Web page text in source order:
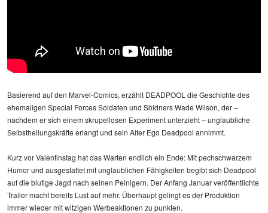
Basierend auf den Marvel-Comics, erzählt DEADPOOL die Geschichte des
ehemaligen Special Forces Soldaten und Söldners Wade Wilson, der –
nachdem er sich einem skrupellosen Experiment unterzieht – unglaubliche
Selbstheilungskräfte erlangt und sein Alter Ego Deadpool annimmt.
Kurz vor Valentinstag hat das Warten endlich ein Ende: Mit pechschwarzem
Humor und ausgestattet mit unglaublichen Fähigkeiten begibt sich Deadpool
auf die blutige Jagd nach seinen Peinigern. Der Anfang Januar veröffentlichte
Trailer macht bereits Lust auf mehr. Überhaupt gelingt es der Produktion
immer wieder mit witzigen Werbeaktionen zu punkten.